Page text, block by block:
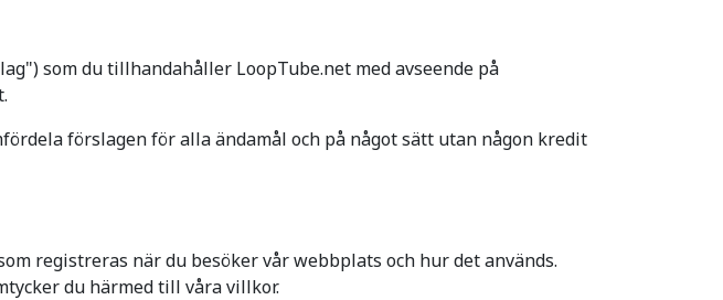
som du tillhandahåller LoopTube.net med avseende på
förslagen för alla ändamål och på något sätt utan någon kredit
registreras när du besöker vår webbplats och hur det används.
du härmed till våra villkor.